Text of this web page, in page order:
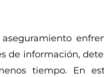
de información,
tiempo. En